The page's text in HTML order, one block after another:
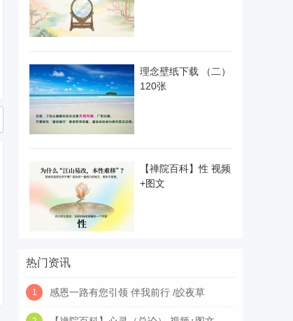
理念壁纸下载 （二）
120张
【禅院百科】性 视频
+图文
热门资讯
1 感恩一路有您引领 伴我前行 /皎夜草